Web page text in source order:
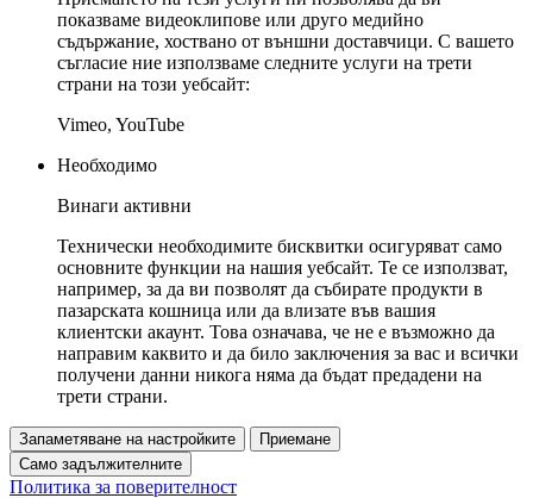
показваме видеоклипове или друго медийно
съдържание, хоствано от външни доставчици. С вашето
съгласие ние използваме следните услуги на трети
страни на този уебсайт:
Vimeo, YouTube
Необходимо
Винаги активни
Технически необходимите бисквитки осигуряват само
основните функции на нашия уебсайт. Те се използват,
например, за да ви позволят да събирате продукти в
пазарската кошница или да влизате във вашия
клиентски акаунт. Това означава, че не е възможно да
направим каквито и да било заключения за вас и всички
получени данни никога няма да бъдат предадени на
трети страни.
Запаметяване на настройките
Приемане
Само задължителните
Политика за поверителност